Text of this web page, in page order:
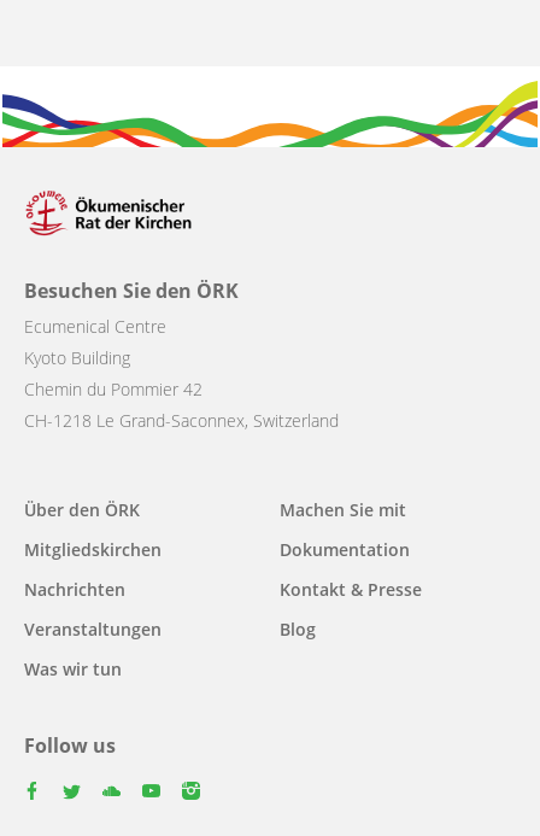
Besuchen Sie den ÖRK
Ecumenical Centre
Kyoto Building
Chemin du Pommier 42
CH-1218 Le Grand-Saconnex, Switzerland
Main
navigation
Über den ÖRK
Mitgliedskirchen
Nachrichten
Veranstaltungen
Was wir tun
Machen Sie mit
Dokumentation
Kontakt & Presse
Blog
Follow us